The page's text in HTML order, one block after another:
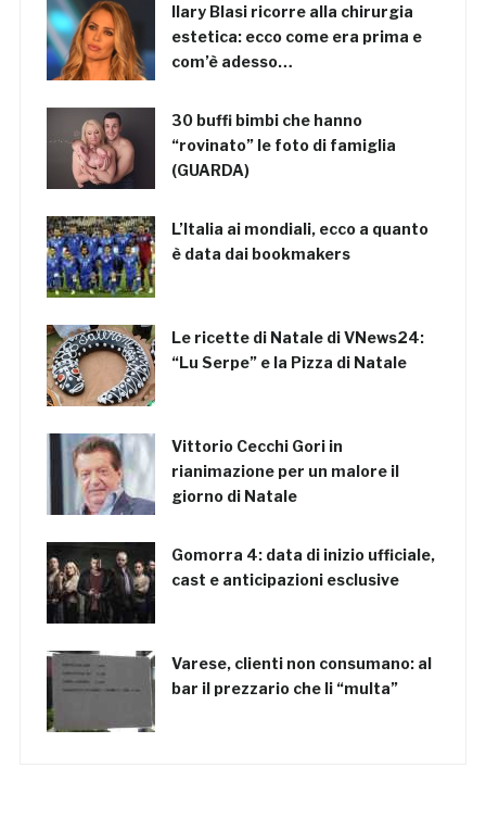
Ilary Blasi ricorre alla chirurgia
estetica: ecco come era prima e
com’è adesso…
30 buffi bimbi che hanno
“rovinato” le foto di famiglia
(GUARDA)
L’Italia ai mondiali, ecco a quanto
è data dai bookmakers
Le ricette di Natale di VNews24:
“Lu Serpe” e la Pizza di Natale
Vittorio Cecchi Gori in
rianimazione per un malore il
giorno di Natale
Gomorra 4: data di inizio ufficiale,
cast e anticipazioni esclusive
Varese, clienti non consumano: al
bar il prezzario che li “multa”